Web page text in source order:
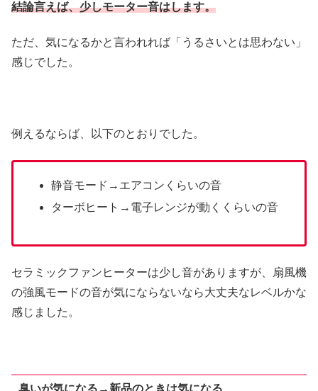
結論言えば、少しモーター音はします。
ただ、気になるかと言われれば「うるさいとは思わない」
感じでした。
例えるならば、以下のとおりでした。
静音モード→エアコンくらいの音
ターボヒート→電子レンジが動くくらいの音
セラミックファンヒーターは少し音がありますが、扇風機
の強風モードの音が気にならないなら大丈夫なレベルかな
感じました。